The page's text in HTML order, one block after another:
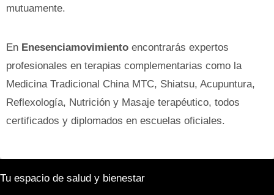
mutuamente.
En Enesenciamovimiento encontrarás expertos
profesionales en terapias complementarias como la
Medicina Tradicional China MTC, Shiatsu, Acupuntura,
Reflexología, Nutrición y Masaje terapéutico, todos
certificados y diplomados en escuelas oficiales.
Tu espacio de salud y bienestar